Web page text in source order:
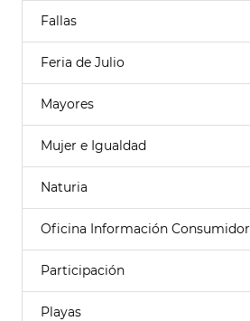
Fallas
Feria de Julio
Mayores
Mujer e Igualdad
Naturia
Oficina Información Consumidor
Participación
Playas